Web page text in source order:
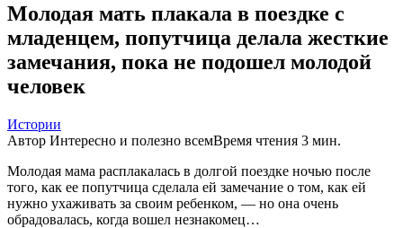
Молодая мать плакала в поездке с
младенцем, попутчица делала жесткие
замечания, пока не подошел молодой
человек
Истории
Автор Интересно и полезно всемВремя чтения 3 мин.
Молодая мама расплакалась в долгой поездке ночью после
того, как ее попутчица сделала ей замечание о том, как ей
нужно ухаживать за своим ребенком, — но она очень
обрадовалась, когда вошел незнакомец…